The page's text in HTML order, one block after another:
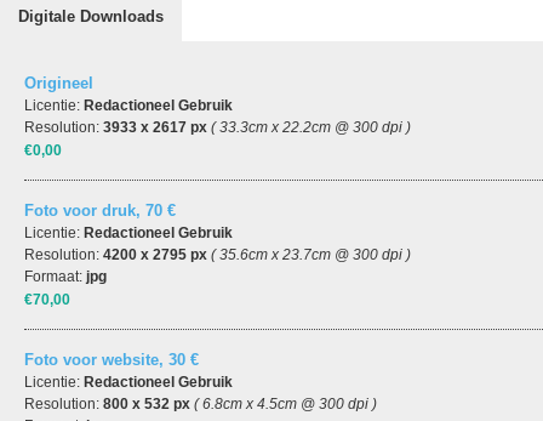
Digitale Downloads
Origineel
Licentie: Redactioneel Gebruik
Resolution: 3933 x 2617 px ( 33.3cm x 22.2cm @ 300 dpi )
€0,00
Foto voor druk, 70 €
Licentie: Redactioneel Gebruik
Resolution: 4200 x 2795 px ( 35.6cm x 23.7cm @ 300 dpi )
Formaat: jpg
€70,00
Foto voor website, 30 €
Licentie: Redactioneel Gebruik
Resolution: 800 x 532 px ( 6.8cm x 4.5cm @ 300 dpi )